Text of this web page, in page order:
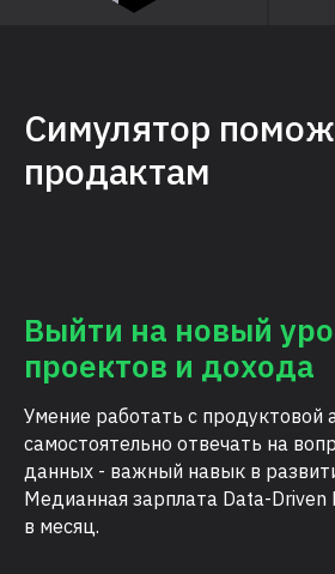
Симулятор
продактам
Выйти на новый
проектов и дохода
Умение работать с продуктовой
самостоятельно отвечать на
данных - важный навык в
Медианная зарплата Data-
в месяц.